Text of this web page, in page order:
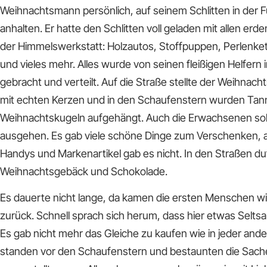
Weihnachtsmann persönlich, auf seinem Schlitten in der
anhalten. Er hatte den Schlitten voll geladen mit allen
der Himmelswerkstatt: Holzautos, Stoffpuppen,
und vieles mehr. Alles wurde von seinen fleißigen Helfern
gebracht und verteilt. Auf die Straße stellte der
mit echten Kerzen und in den Schaufenstern wurden
Weihnachtskugeln aufgehängt. Auch die Erwachsenen
ausgehen. Es gab viele schöne Dinge zum Verschenken,
Handys und Markenartikel gab es nicht. In den Straßen
Weihnachtsgebäck und Schokolade.
Es dauerte nicht lange, da kamen die ersten Menschen
zurück. Schnell sprach sich herum, dass hier etwas
Es gab nicht mehr das Gleiche zu kaufen wie in jeder
standen vor den Schaufenstern und bestaunten die